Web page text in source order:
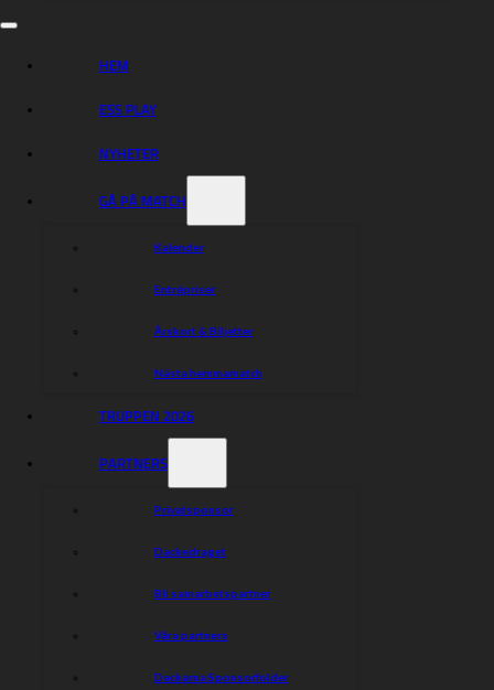
HEM
ESS PLAY
NYHETER
GÅ PÅ MATCH
Kalender
Entrépriser
Årskort & Biljetter
Nästa hemmamatch
TRUPPEN 2026
PARTNERS
Privatsponsor
Dackedraget
Bli samarbetspartner
Våra partners
Dackarna Sponsorfolder
Artem Laguta
Snabbfakta
Ålder: 34
Snitt: 2.320